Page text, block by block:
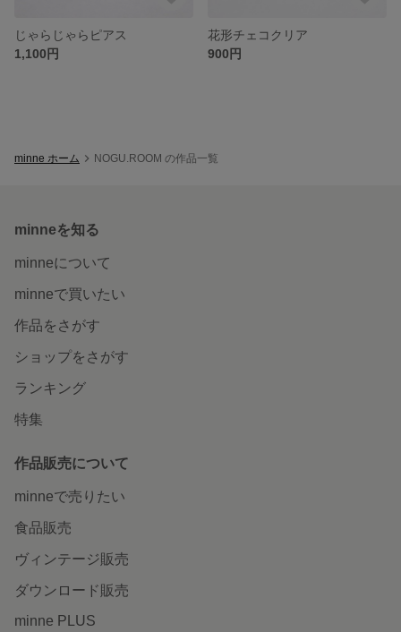
じゃらじゃらピアス
1,100円
花形チェコクリア
900円
minne ホーム NOGU.ROOM の作品一覧
minneを知る
minneについて
minneで買いたい
作品をさがす
ショップをさがす
ランキング
特集
作品販売について
minneで売りたい
食品販売
ヴィンテージ販売
ダウンロード販売
minne PLUS